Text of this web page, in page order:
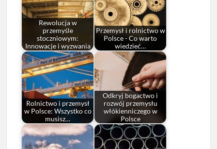
Rewolucja w
przemyśle
stoczniowym:
Innowacje i wyzwania
Przemysł i rolnictwo w
Polsce - Co warto
wiedzieć…
Rolnictwo i przemysł
w Polsce: Wszystko co
musisz…
Odkryj bogactwo i
rozwój przemysłu
włókienniczego w
Polsce